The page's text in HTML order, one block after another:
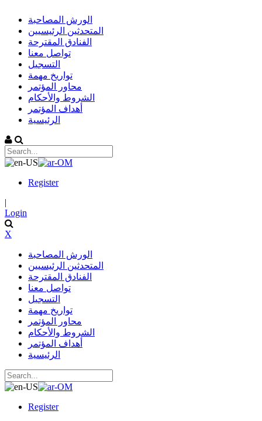
الورش المصاحبة
المتحدثين الرئيسيين
الفنادق المقترحة
تواصل معنا
التسجيل
تواريخ مهمة
محاور المؤتمر
الشروط والأحكام
أهداف المؤتمر
الرئيسية
Register
|
Login
X
الورش المصاحبة
المتحدثين الرئيسيين
الفنادق المقترحة
تواصل معنا
التسجيل
تواريخ مهمة
محاور المؤتمر
الشروط والأحكام
أهداف المؤتمر
الرئيسية
Register